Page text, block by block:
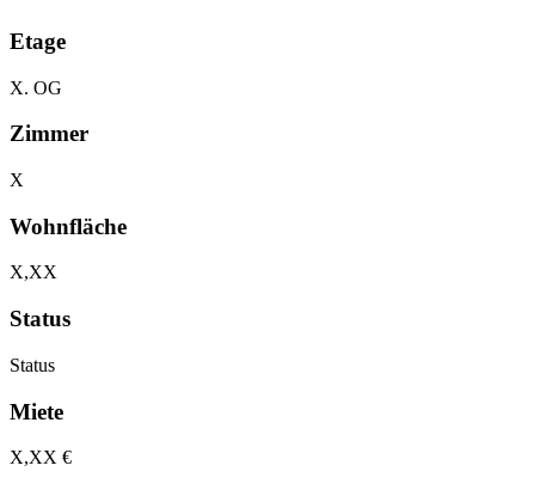
Etage
X. OG
Zimmer
X
Wohnfläche
X,XX
Status
Status
Miete
X,XX €